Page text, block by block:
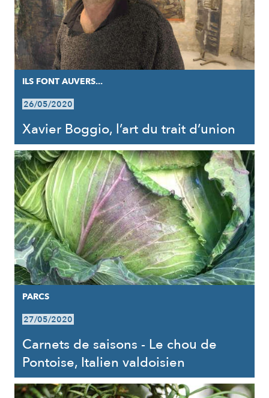
ILS FONT AUVERS...
26/05/2020
Xavier Boggio, l’art du trait d’union
PARCS
27/05/2020
Carnets de saisons - Le chou de
Pontoise, Italien valdoisien